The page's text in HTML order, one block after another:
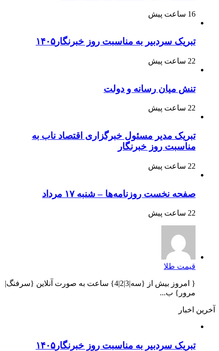
16 ساعت پیش
تبریک سردبیر به مناسبت روز خبرنگار۱۴۰۵
22 ساعت پیش
تنش میان رسانه و دولت
22 ساعت پیش
تبریک مدیر مسئول خبرگزاری اقتصاد ناب به
مناسبت روز خبرنگار
22 ساعت پیش
صفحه نخست روزنامه‌ها – شنبه ۱۷ مرداد
22 ساعت پیش
قیمت طلا
{ امروز بیش از {سه|3|2|4} ساعت به صورت آنلاین {سرفنگ|
مرور} ب...
آخرین اخبار
تبریک سردبیر به مناسبت روز خبرنگار۱۴۰۵